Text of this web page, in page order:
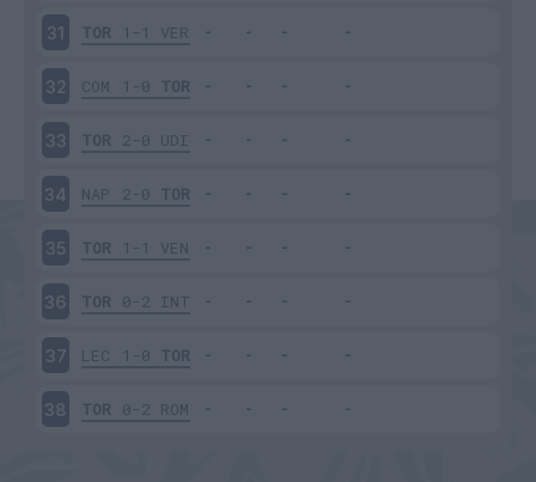
31 TOR 1-1 VER
32 COM 1-0 TOR
33 TOR 2-0 UDI
34 NAP 2-0 TOR
35 TOR 1-1 VEN
36 TOR 0-2 INT
37 LEC 1-0 TOR
38 TOR 0-2 ROM